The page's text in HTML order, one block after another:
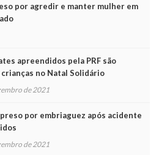
por agredir e manter mulher em
apreendidos pela PRF são
no Natal Solidário
de 2021
por embriaguez após acidente
de 2021